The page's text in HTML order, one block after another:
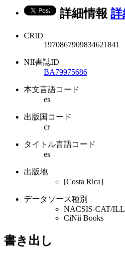
詳細情報 詳
CRID
1970867909834621841
NII書誌ID
BA79975686
本文言語コード
es
出版国コード
cr
タイトル言語コード
es
出版地
[Costa Rica]
データソース種別
NACSIS-CAT/ILL
CiNii Books
書き出し